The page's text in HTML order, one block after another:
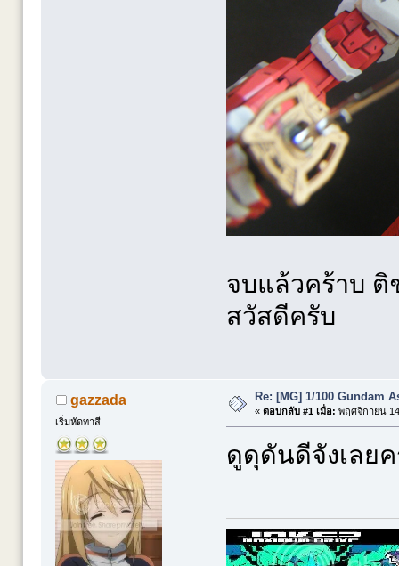
จบแล้วคร้าบ
สวัสดีครับ
gazzada
เริ่มหัดทาสี
Re: [MG] 1/100 Gundam
« ตอบกลับ #1 เมื่อ: พฤศจิกายน
ดูดุดันดีจังเลย